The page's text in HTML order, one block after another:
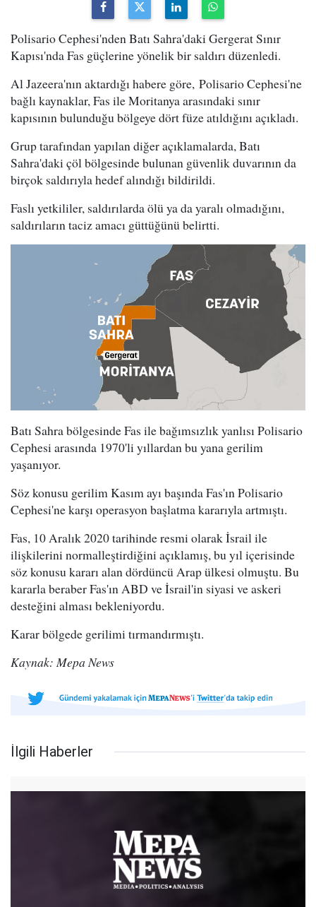
Polisario Cephesi'nden Batı Sahra'daki Gergerat Sınır
Kapısı'nda Fas güçlerine yönelik bir saldırı düzenledi.
Al Jazeera'nın aktardığı habere göre, Polisario Cephesi'ne
bağlı kaynaklar, Fas ile Moritanya arasındaki sınır
kapısının bulunduğu bölgeye dört füze atıldığını açıkladı.
Grup tarafından yapılan diğer açıklamalarda, Batı
Sahra'daki çöl bölgesinde bulunan güvenlik duvarının da
birçok saldırıyla hedef alındığı bildirildi.
Faslı yetkililer, saldırılarda ölü ya da yaralı olmadığını,
saldırıların taciz amacı güttüğünü belirtti.
Batı Sahra bölgesinde Fas ile bağımsızlık yanlısı Polisario
Cephesi arasında 1970'li yıllardan bu yana gerilim
yaşanıyor.
Söz konusu gerilim Kasım ayı başında Fas'ın Polisario
Cephesi'ne karşı operasyon başlatma kararıyla artmıştı.
Fas, 10 Aralık 2020 tarihinde resmi olarak İsrail ile
ilişkilerini normalleştirdiğini açıklamış, bu yıl içerisinde
söz konusu kararı alan dördüncü Arap ülkesi olmuştu. Bu
kararla beraber Fas'ın ABD ve İsrail'in siyasi ve askeri
desteğini alması bekleniyordu.
Karar bölgede gerilimi tırmandırmıştı.
Kaynak: Mepa News
İlgili Haberler